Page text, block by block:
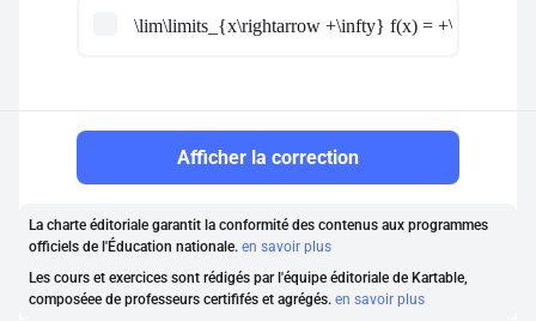
\lim\limits_{x\rightarrow +\infty} f(x) = +\infty
Afficher la correction
La charte éditoriale garantit la conformité des contenus aux programmes
officiels de l'Éducation nationale. en savoir plus
Les cours et exercices sont rédigés par l'équipe éditoriale de Kartable,
composéee de professeurs certififés et agrégés. en savoir plus